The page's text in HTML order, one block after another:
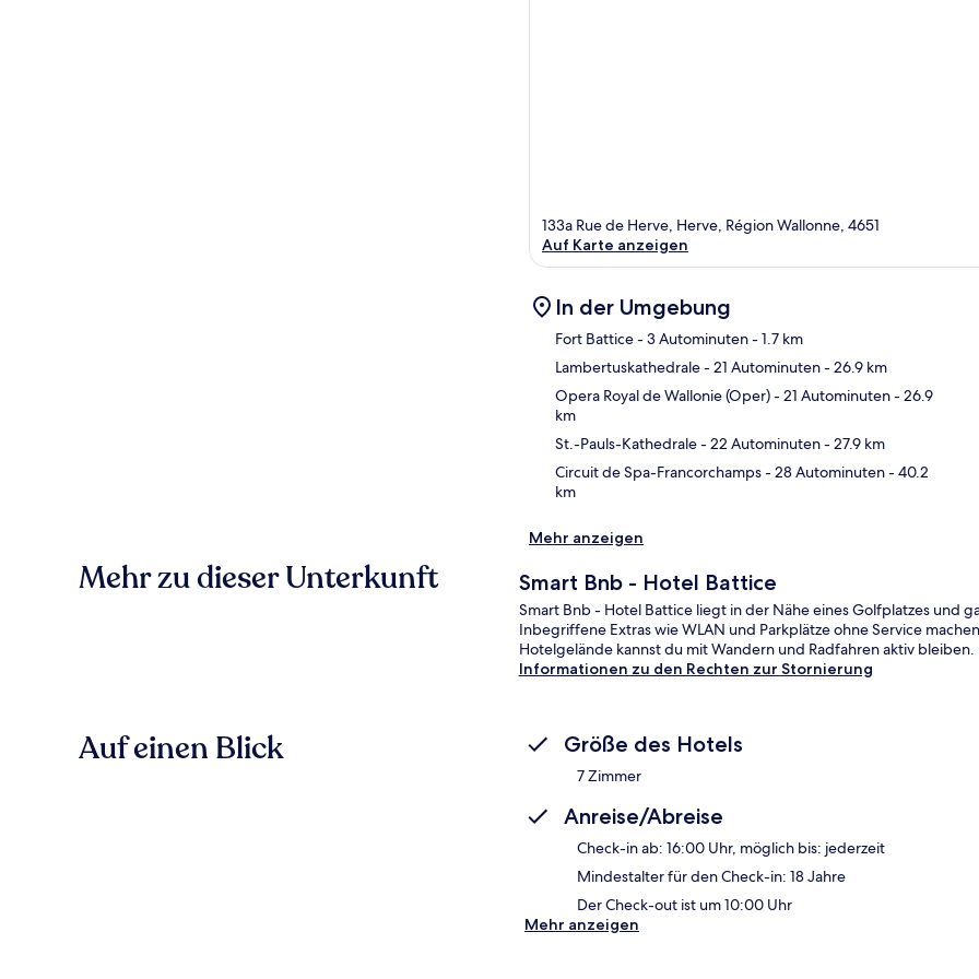
133a Rue de Herve, Herve, Région Wallonne, 4651
Auf Karte anzeigen
In der Umgebung
Fort Battice- 3 Autominuten- 1.7 km
Lambertuskathedrale- 21 Autominuten- 26.9 km
Opera Royal de Wallonie (Oper)- 21 Autominuten- 26.9
km
St.-Pauls-Kathedrale- 22 Autominuten- 27.9 km
Circuit de Spa-Francorchamps- 28 Autominuten- 40.2
km
Mehr anzeigen
Mehr zu dieser Unterkunft Smart Bnb - Hotel Battice
Smart Bnb - Hotel Battice liegt in der Nähe eines Golfplatzes und
Inbegriffene Extras wie WLAN und Parkplätze ohne Service
Hotelgelände kannst du mit Wandern und Radfahren aktiv bleiben.
Informationen zu den Rechten zur Stornierung
Auf einen Blick Größe des Hotels
7 Zimmer
Anreise/Abreise
Check-in ab: 16:00 Uhr, möglich bis: jederzeit
Mindestalter für den Check-in: 18 Jahre
Der Check-out ist um 10:00 Uhr
Mehr anzeigen